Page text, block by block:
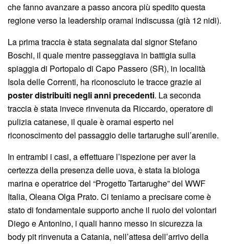
che fanno avanzare a passo ancora più spedito questa
regione verso la leadership oramai indiscussa (già 12 nidi).
La prima traccia è stata segnalata dal signor Stefano
Boschi, il quale mentre passeggiava in battigia sulla
spiaggia di Portopalo di Capo Passero (SR), in località
Isola delle Correnti, ha riconosciuto le tracce grazie ai
poster distribuiti negli anni precedenti. La seconda
traccia è stata invece rinvenuta da Riccardo, operatore di
pulizia catanese, il quale è oramai esperto nel
riconoscimento del passaggio delle tartarughe sull’arenile.
In entrambi i casi, a effettuare l’ispezione per aver la
certezza della presenza delle uova, è stata la biologa
marina e operatrice del “Progetto Tartarughe” del WWF
Italia, Oleana Olga Prato. Ci teniamo a precisare come è
stato di fondamentale supporto anche il ruolo dei volontari
Diego e Antonino, i quali hanno messo in sicurezza la
body pit rinvenuta a Catania, nell’attesa dell’arrivo della